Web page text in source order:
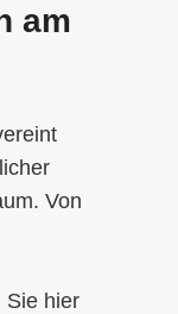
am
Von
Sie hier